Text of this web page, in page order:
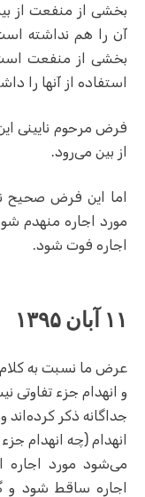
بخشی از منفعت از
آن را هم نداشته
بخشی از منفعت
استفاده از آنها را
فرض مرحوم نایینی
از بین می‌رود.
اما این فرض صحیح
مورد اجاره منهدم
اجاره فوت شود.
۱۱ آبان ۱۳۹۵
عرض ما نسبت به
و انهدام جزء تفاوتی
جداگانه ذکر کرده‌اند
انهدام (چه انهدام
می‌شود مورد اجاره
اجاره ساقط شود و